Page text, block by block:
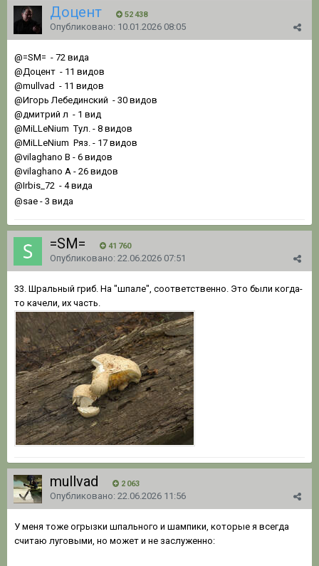
Доцент 52 438
Опубликовано: 10.01.2026 08:05
@=SM= - 72 вида
@Доцент - 11 видов
@mullvad - 11 видов
@Игорь Лебединский - 30 видов
@дмитрий л - 1 вид
@MiLLeNium Тул. - 8 видов
@MiLLeNium Ряз. - 17 видов
@vilaghano B - 6 видов
@vilaghano А - 26 видов
@Irbis_72 - 4 вида
@sae - 3 вида
=SM= 41 760
Опубликовано: 22.06.2026 07:51
33. Шральный гриб. На "шпале", соответственно. Это были когда-
то качели, их часть.
mullvad 2 063
Опубликовано: 22.06.2026 11:56
У меня тоже огрызки шпального и шампики, которые я всегда
считаю луговыми, но может и не заслуженно: